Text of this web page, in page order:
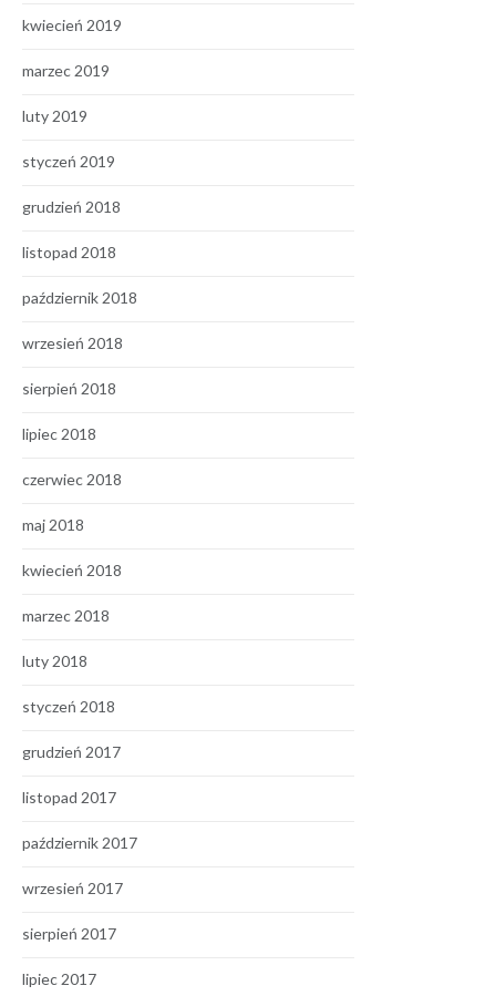
kwiecień 2019
marzec 2019
luty 2019
styczeń 2019
grudzień 2018
listopad 2018
październik 2018
wrzesień 2018
sierpień 2018
lipiec 2018
czerwiec 2018
maj 2018
kwiecień 2018
marzec 2018
luty 2018
styczeń 2018
grudzień 2017
listopad 2017
październik 2017
wrzesień 2017
sierpień 2017
lipiec 2017